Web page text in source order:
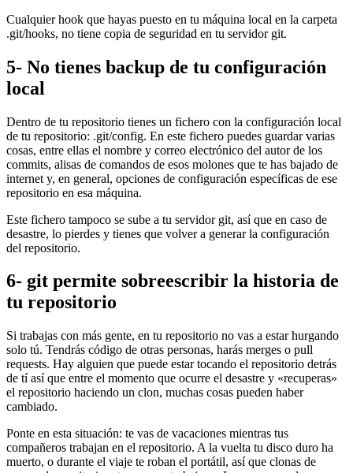
Cualquier hook que hayas puesto en tu máquina local en la carpeta
.git/hooks, no tiene copia de seguridad en tu servidor git.
5- No tienes backup de tu configuración
local
Dentro de tu repositorio tienes un fichero con la configuración local
de tu repositorio: .git/config. En este fichero puedes guardar varias
cosas, entre ellas el nombre y correo electrónico del autor de los
commits, alisas de comandos de esos molones que te has bajado de
internet y, en general, opciones de configuración específicas de ese
repositorio en esa máquina.
Este fichero tampoco se sube a tu servidor git, así que en caso de
desastre, lo pierdes y tienes que volver a generar la configuración
del repositorio.
6- git permite sobreescribir la historia de
tu repositorio
Si trabajas con más gente, en tu repositorio no vas a estar hurgando
solo tú. Tendrás código de otras personas, harás merges o pull
requests. Hay alguien que puede estar tocando el repositorio detrás
de tí así que entre el momento que ocurre el desastre y «recuperas»
el repositorio haciendo un clon, muchas cosas pueden haber
cambiado.
Ponte en esta situación: te vas de vacaciones mientras tus
compañeros trabajan en el repositorio. A la vuelta tu disco duro ha
muerto, o durante el viaje te roban el portátil, así que clonas de